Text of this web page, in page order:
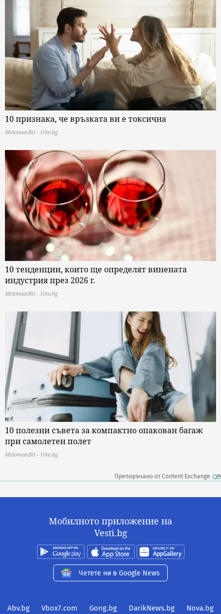
10 признака, че връзката ви е токсична
MelomanBG - 10te.bg
10 тенденции, които ще определят винената
индустрия през 2026 г.
MelomanBG - 10te.bg
10 полезни съвета за компактно опакован багаж
при самолетен полет
MelomanBG - 10te.bg
Препоръчано от Content Exchange
Мобилното приложение на
Vesti.bg
Четете ни в Google News
Abv.bg Vbox7.com Gong.bg DarikNews.bg Nova.bg